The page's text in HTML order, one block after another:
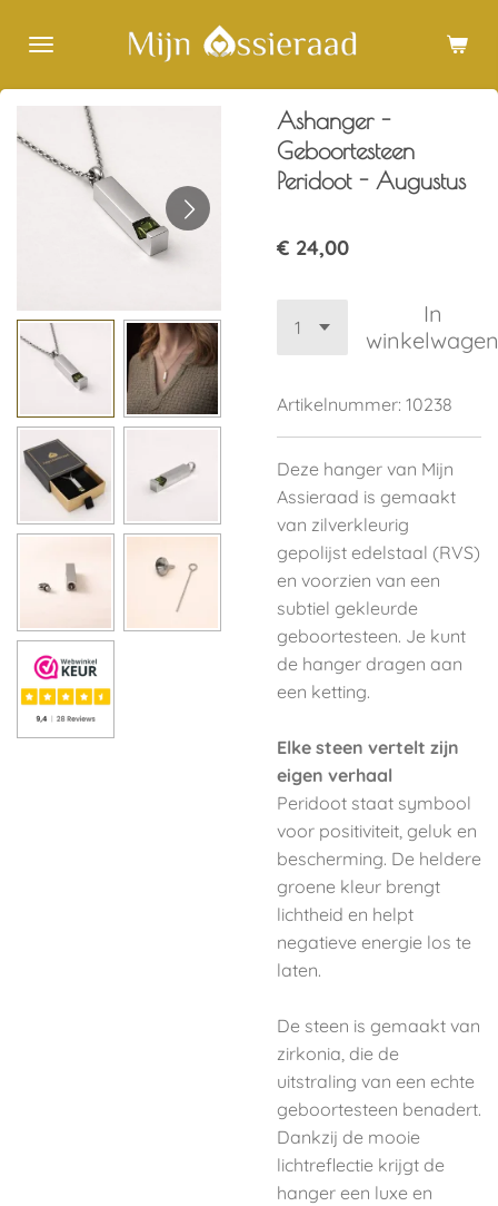
direct
hoofdinhoud
Ashanger -
Geboortesteen
Peridoot - Augustus
€ 24,00
In
winkelwagen
Artikelnummer: 10238
Deze hanger van Mijn
Assieraad is gemaakt
van zilver­kleurig
gepolijst edelstaal (RVS)
en voorzien van een
subtiel gekleurde
geboortesteen. Je kunt
de hanger dragen aan
een ketting.
Elke steen vertelt zijn
eigen verhaal
Peridoot staat symbool
voor positiviteit, geluk en
bescherming. De heldere
groene kleur brengt
lichtheid en helpt
negatieve energie los te
laten.
De steen is gemaakt van
zirkonia, die de
uitstraling van een echte
geboortesteen benadert.
Dankzij de mooie
lichtreflectie krijgt de
hanger een luxe en